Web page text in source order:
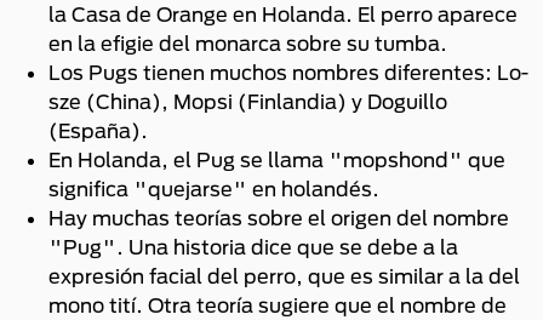
la Casa de Orange en Holanda. El perro aparece
en la efigie del monarca sobre su tumba.
Los Pugs tienen muchos nombres diferentes: Lo-
sze (China), Mopsi (Finlandia) y Doguillo
(España).
En Holanda, el Pug se llama "mopshond" que
significa "quejarse" en holandés.
Hay muchas teorías sobre el origen del nombre
"Pug". Una historia dice que se debe a la
expresión facial del perro, que es similar a la del
mono tití. Otra teoría sugiere que el nombre de